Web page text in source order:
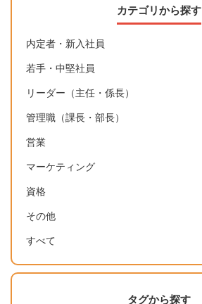
カテゴリから探す
内定者・新入社員
若手・中堅社員
リーダー（主任・係長）
管理職（課長・部長）
営業
マーケティング
資格
その他
すべて
タグから探す